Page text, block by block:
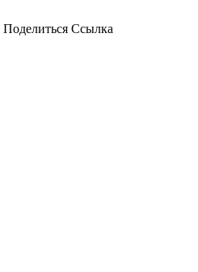
Поделиться Ссылка